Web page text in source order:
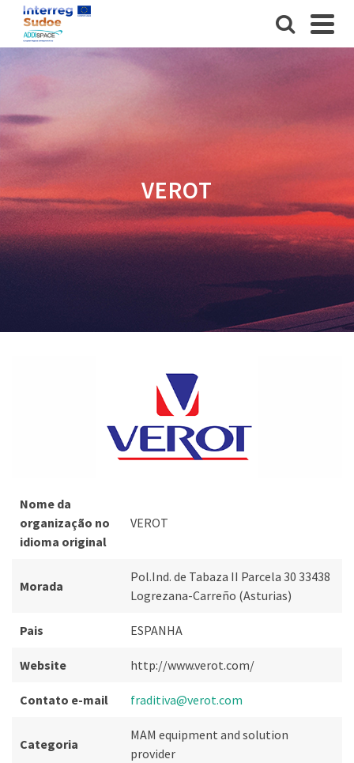
VEROT
Nome da
organização no
idioma original
VEROT
Morada
Pol.Ind. de Tabaza II Parcela 30 33438
Logrezana-Carreño (Asturias)
Pais ESPANHA
Website http://www.verot.com/
Contato e-mail fraditiva@verot.com
Categoria
MAM equipment and solution
provider